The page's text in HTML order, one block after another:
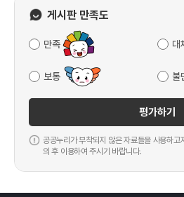
게시판 만족도
만족 대
보통 불
평가하기
공공누리가 부착되지 않은 자료들을 사용하고
의 후 이용하여 주시기 바랍니다.